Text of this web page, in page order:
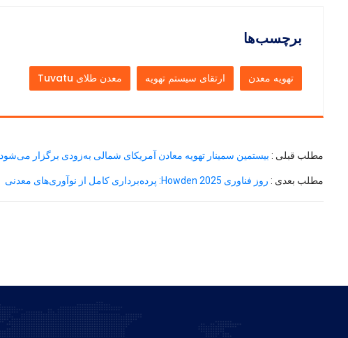
برچسب‌ها
تهویه معدن ارتقای سیستم تهویه معدن طلای Tuvatu
مطلب قبلی : بیستمین سمینار تهویه معادن آمریکای شمالی به‌زودی برگزار می‌شود
مطلب بعدی : روز فناوری Howden 2025: پرده‌برداری کامل از نوآوری‌های معدنی